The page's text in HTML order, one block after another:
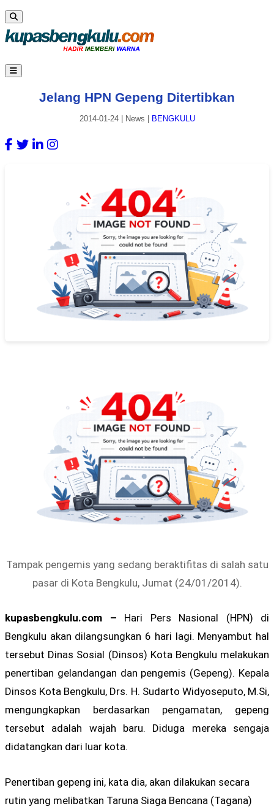
Jelang HPN Gepeng Ditertibkan
2014-01-24| News BENGKULU
Tampak pengemis yang sedang beraktifitas di salah satu
pasar di Kota Bengkulu, Jumat (24/01/2014).
kupasbengkulu.com – Hari Pers Nasional (HPN) di
Bengkulu akan dilangsungkan 6 hari lagi. Menyambut hal
tersebut Dinas Sosial (Dinsos) Kota Bengkulu melakukan
penertiban gelandangan dan pengemis (Gepeng). Kepala
Dinsos Kota Bengkulu, Drs. H. Sudarto Widyoseputo, M.Si,
mengungkapkan berdasarkan pengamatan, gepeng
tersebut adalah wajah baru. Diduga mereka sengaja
didatangkan dari luar kota.
Penertiban gepeng ini, kata dia, akan dilakukan secara
rutin yang melibatkan Taruna Siaga Bencana (Tagana)